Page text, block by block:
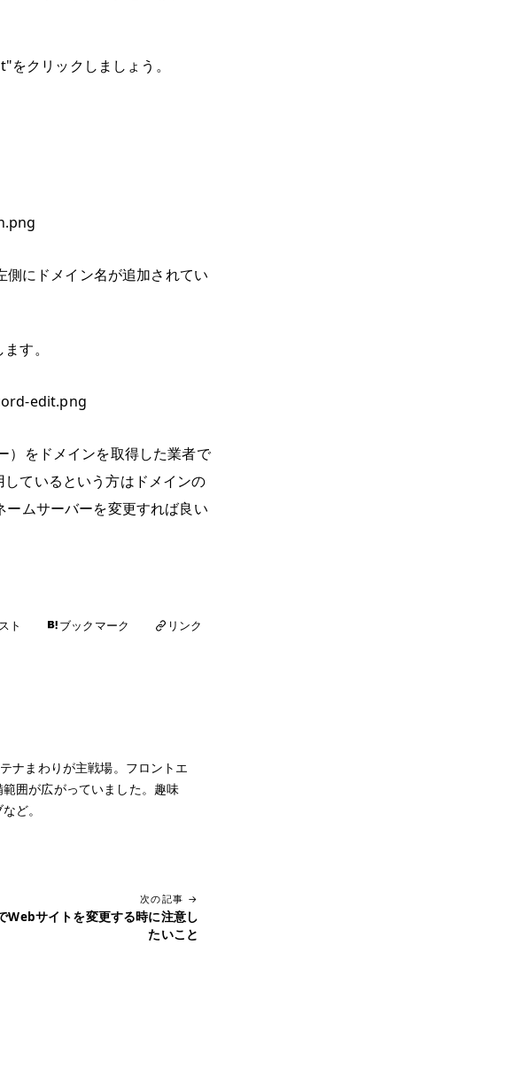
クリックしましょう。
にドメイン名が追加されてい
す。
）をドメインを取得した業者で
ているという方はドメインの
ムサーバーを変更すれば良い
ト ブックマーク リンク
ナまわりが主戦場。フロントエ
囲が広がっていました。趣味
ど。
次の記事 →
Webサイトを変更する時に注意し
たいこと